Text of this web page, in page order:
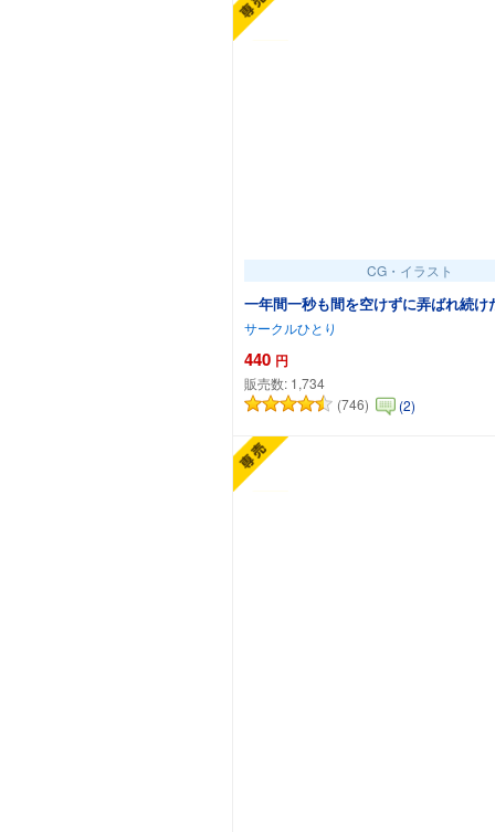
CG・イラスト
一年間一秒も間を空けずに弄ばれ続け
サークルひとり
440 円
販売数: 1,734
(746)
(2)
カートに追加